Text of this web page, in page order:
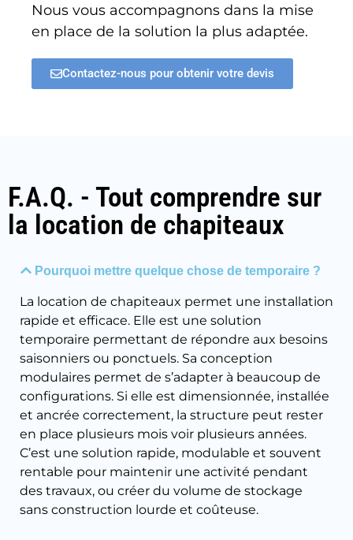
Nous vous accompagnons dans la mise
en place de la solution la plus adaptée.
Contactez-nous pour obtenir votre devis
F.A.Q. - Tout comprendre sur
la location de chapiteaux
Pourquoi mettre quelque chose de temporaire ?
La location de chapiteaux permet une installation
rapide et efficace. Elle est une solution
temporaire permettant de répondre aux besoins
saisonniers ou ponctuels. Sa conception
modulaires permet de s’adapter à beaucoup de
configurations. Si elle est dimensionnée, installée
et ancrée correctement, la structure peut rester
en place plusieurs mois voir plusieurs années.
C’est une solution rapide, modulable et souvent
rentable pour maintenir une activité pendant
des travaux, ou créer du volume de stockage
sans construction lourde et coûteuse.